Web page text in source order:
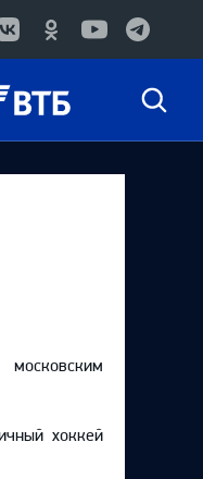
Быстрый
хоккей